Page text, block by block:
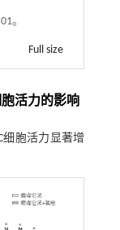
。
Full size
活力的影响
细胞活力显著增